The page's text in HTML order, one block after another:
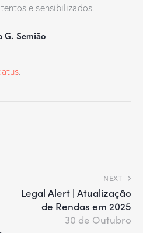
e sensibilizados.
G. Semião
.
NEXT
Legal Alert | Atualização
de Rendas em 2025
30 de Outubro